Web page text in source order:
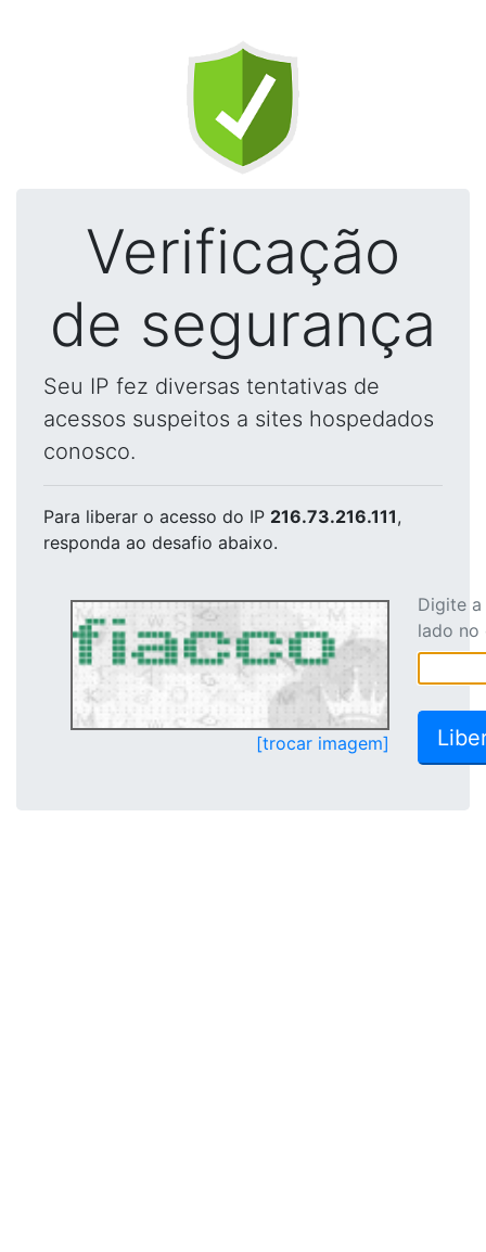
Verificação
de segurança
Seu IP fez diversas tentativas de
acessos suspeitos a sites hospedados
conosco.
Para liberar o acesso do IP 216.73.216.111,
responda ao desafio abaixo.
[trocar imagem]
Digite
lado no